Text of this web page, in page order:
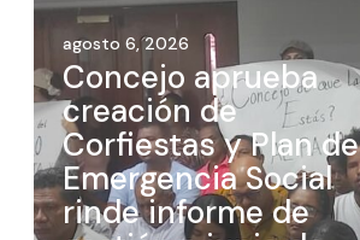
agosto 6, 2026
Concejo aprueba
creación de
Corfiestas y Plan de
Emergencia Social
rinde informe de